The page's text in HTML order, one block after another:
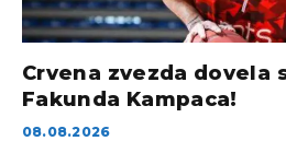
Crvena zvezda dovela
Fakunda Kampaca!
08.08.2026